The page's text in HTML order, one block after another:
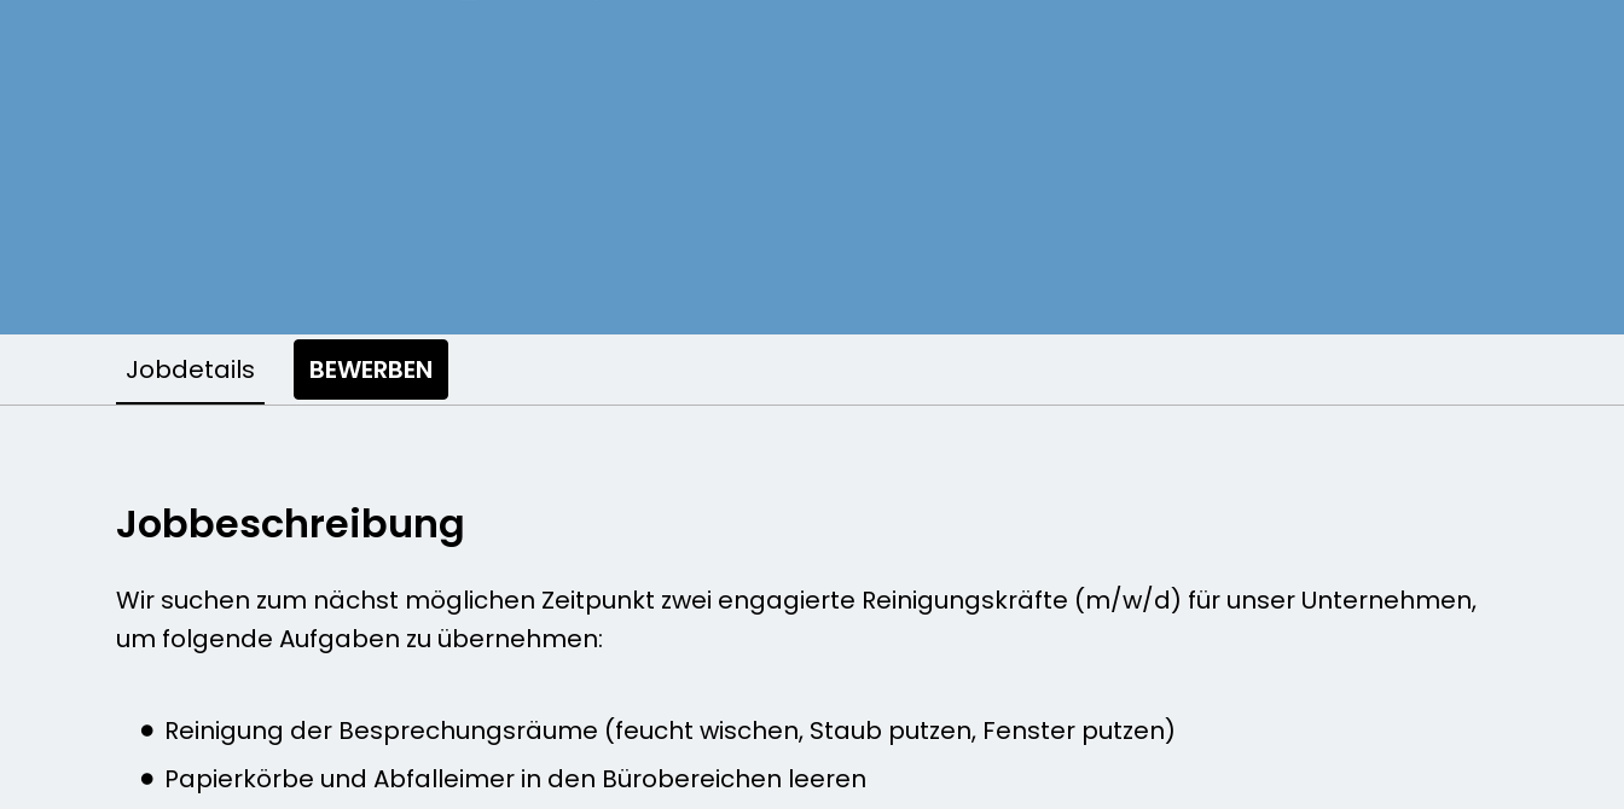
Jobdetails BEWERBEN
Jobbeschreibung
Wir suchen zum nächst möglichen Zeitpunkt zwei engagierte Reinigungskräfte (m/w/d) für unser Unternehmen,
um folgende Aufgaben zu übernehmen:
Reinigung der Besprechungsräume (feucht wischen, Staub putzen, Fenster putzen)
Papierkörbe und Abfalleimer in den Bürobereichen leeren